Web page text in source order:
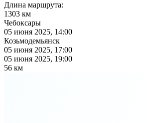
Длина маршрута:
1303 км
Чебоксары
05 июня 2025, 14:00
Козьмодемьянск
05 июня 2025, 17:00
05 июня 2025, 19:00
56 км